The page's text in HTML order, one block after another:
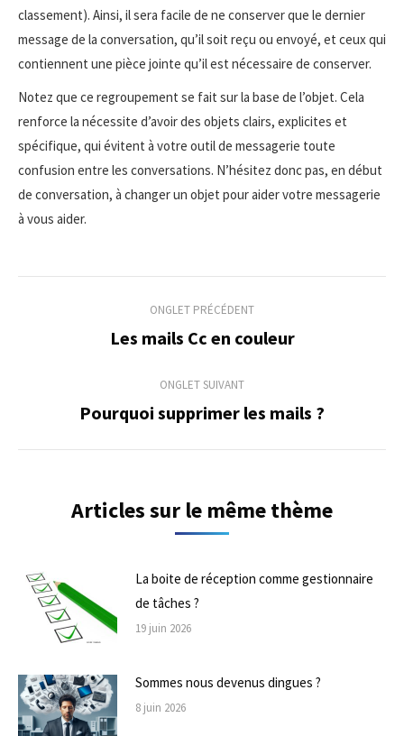
classement). Ainsi, il sera facile de ne conserver que le dernier
message de la conversation, qu’il soit reçu ou envoyé, et ceux qui
contiennent une pièce jointe qu’il est nécessaire de conserver.
Notez que ce regroupement se fait sur la base de l’objet. Cela
renforce la nécessite d’avoir des objets clairs, explicites et
spécifique, qui évitent à votre outil de messagerie toute
confusion entre les conversations. N’hésitez donc pas, en début
de conversation, à changer un objet pour aider votre messagerie
à vous aider.
commentaire
ONGLET PRÉCÉDENT
Onglet
Les mails Cc en couleur
ONGLET SUIVANT
Onglet
Pourquoi supprimer les mails ?
Articles sur le même thème
La boite de réception comme gestionnaire
de tâches ?
19 juin 2026
Sommes nous devenus dingues ?
8 juin 2026